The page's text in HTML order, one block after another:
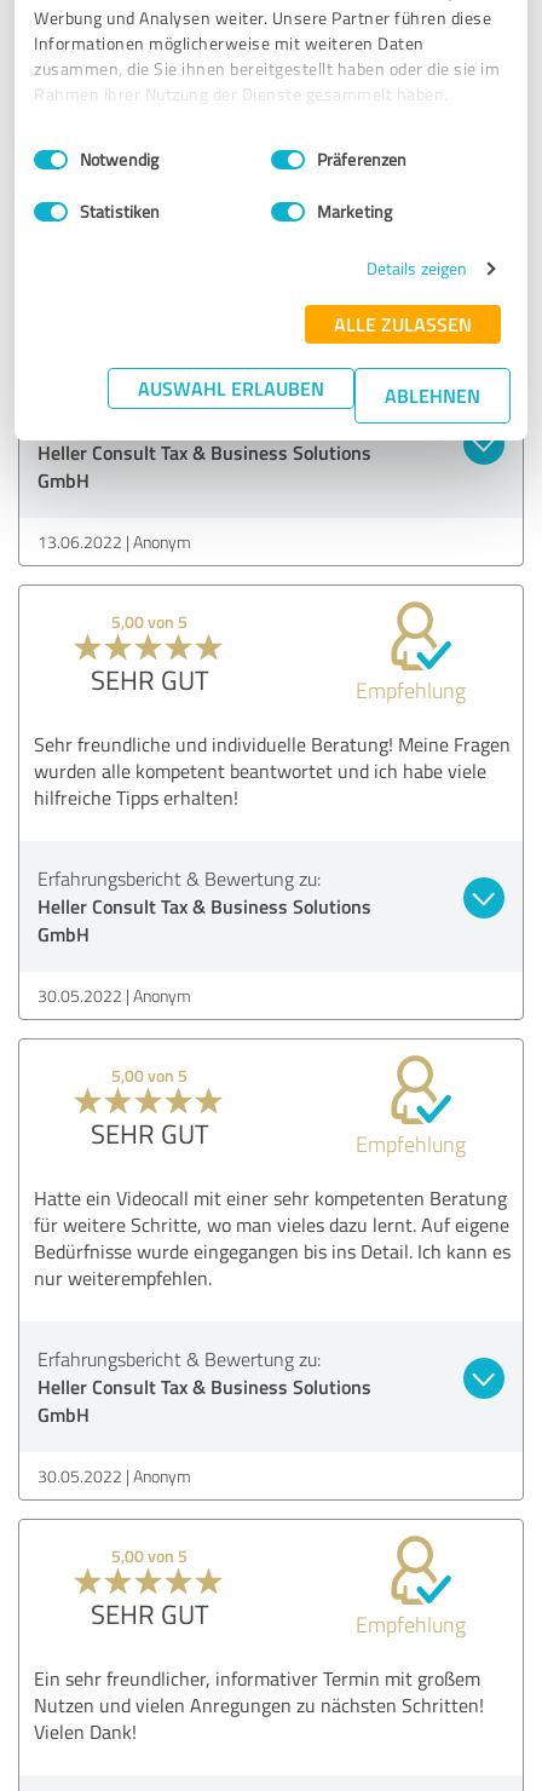
Werbung und Analysen weiter. Unsere Partner führen diese
Informationen möglicherweise mit weiteren Daten
zusammen, die Sie ihnen bereitgestellt haben oder die sie im
Rahmen Ihrer Nutzung der Dienste gesammelt haben.
Impressum Datenschutzbestimmungen
Einwilligungsauswahl
Notwendig Präferenzen
Statistiken Marketing
Details zeigen
ALLE ZULASSEN
AUSWAHL ERLAUBEN ABLEHNEN
Anonym
SEHR GUT Empfehlung
Ein sehr informatives Erstgespräch mit Tipps und Optionen
Gesprächsatmosphäre, sehr professionelle unkomplizierte
Heller Consult Tax & Business Solutions
GmbH
13.06.2022 Anonym
5,00 von 5
SEHR GUT Empfehlung
Sehr freundliche und individuelle Beratung! Meine Fragen
wurden alle kompetent beantwortet und ich habe viele
hilfreiche Tipps erhalten!
Erfahrungsbericht & Bewertung zu:
Heller Consult Tax & Business Solutions
GmbH
30.05.2022 Anonym
5,00 von 5
SEHR GUT Empfehlung
Hatte ein Videocall mit einer sehr kompetenten Beratung
für weitere Schritte, wo man vieles dazu lernt. Auf eigene
Bedürfnisse wurde eingegangen bis ins Detail. Ich kann es
nur weiterempfehlen.
Erfahrungsbericht & Bewertung zu:
Heller Consult Tax & Business Solutions
GmbH
30.05.2022 Anonym
5,00 von 5
SEHR GUT Empfehlung
Ein sehr freundlicher, informativer Termin mit großem
Nutzen und vielen Anregungen zu nächsten Schritten!
Vielen Dank!